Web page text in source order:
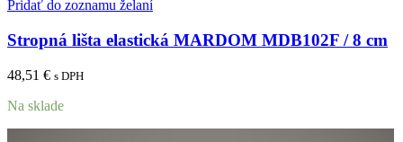
Pridať do zoznamu želaní
Stropná lišta elastická MARDOM MDB102F / 8 cm
48,51 € s DPH
Na sklade